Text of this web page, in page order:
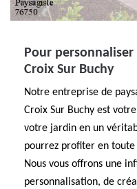
Pour
Croix Sur Buchy
Notre entreprise de
Croix Sur Buchy est
votre jardin en un
pourrez profiter en
Nous vous offrons une
personnalisation, de